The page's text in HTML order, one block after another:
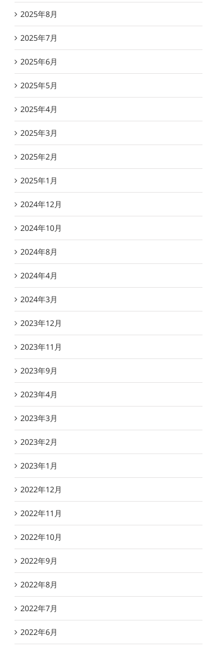
2025年8月
2025年7月
2025年6月
2025年5月
2025年4月
2025年3月
2025年2月
2025年1月
2024年12月
2024年10月
2024年8月
2024年4月
2024年3月
2023年12月
2023年11月
2023年9月
2023年4月
2023年3月
2023年2月
2023年1月
2022年12月
2022年11月
2022年10月
2022年9月
2022年8月
2022年7月
2022年6月